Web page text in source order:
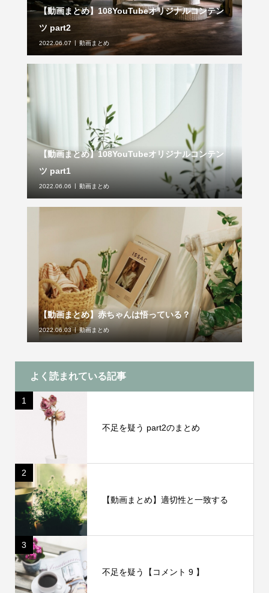
【動画まとめ】108YouTubeオリジナルコンテン
ツ part2
2022.06.07 動画まとめ
【動画まとめ】108YouTubeオリジナルコンテン
ツ part1
2022.06.06 動画まとめ
【動画まとめ】赤ちゃんは悟っている？
2022.06.03 動画まとめ
よく読まれている記事
1
不足を疑う part2のまとめ
2
【動画まとめ】適切性と一致する
3
不足を疑う【コメント 9 】